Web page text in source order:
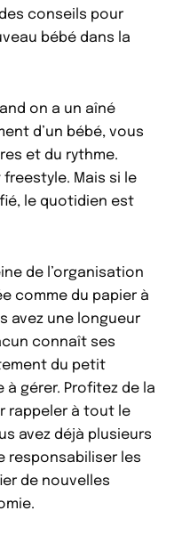
conseils pour
bébé dans la
on a un aîné
d’un bébé, vous
et du rythme.
Mais si le
le quotidien est
de l’organisation
comme du papier à
avez une longueur
connaît ses
du petit
à gérer. Profitez de la
rappeler à tout le
avez déjà plusieurs
responsabiliser les
de nouvelles